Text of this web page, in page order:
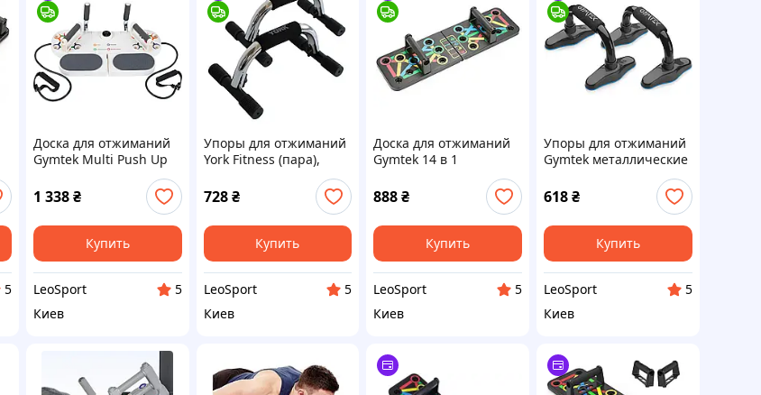
5
Доска для отжиманий
Gymtek Multi Push Up
1 338₴
Купить
LeoSport
5
Киев
Упоры для отжиманий
York Fitness (пара),
728 ₴
Купить
LeoSport
5
Киев
Доска для отжиманий
Gymtek 14 в 1
888₴
Купить
LeoSport
5
Киев
Упоры для отжиманий
Gymtek металлические
618₴
Купить
LeoSport
5
Киев